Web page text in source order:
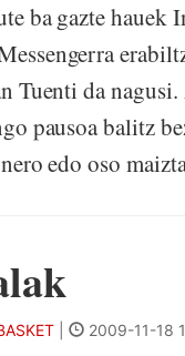
ba gazte
Tuenti da
pausoa balitz
edo oso
2009-11-18